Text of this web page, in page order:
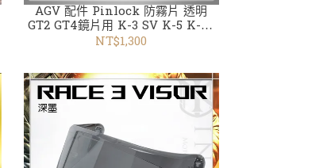
AGV 配件 Pinlock 防霧片 透明
GT2 GT4鏡片用 K-3 SV K-5 K-5S
K-1
NT$1,300